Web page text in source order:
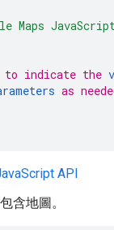
Maps
to indicate the
as
API
含地圖。